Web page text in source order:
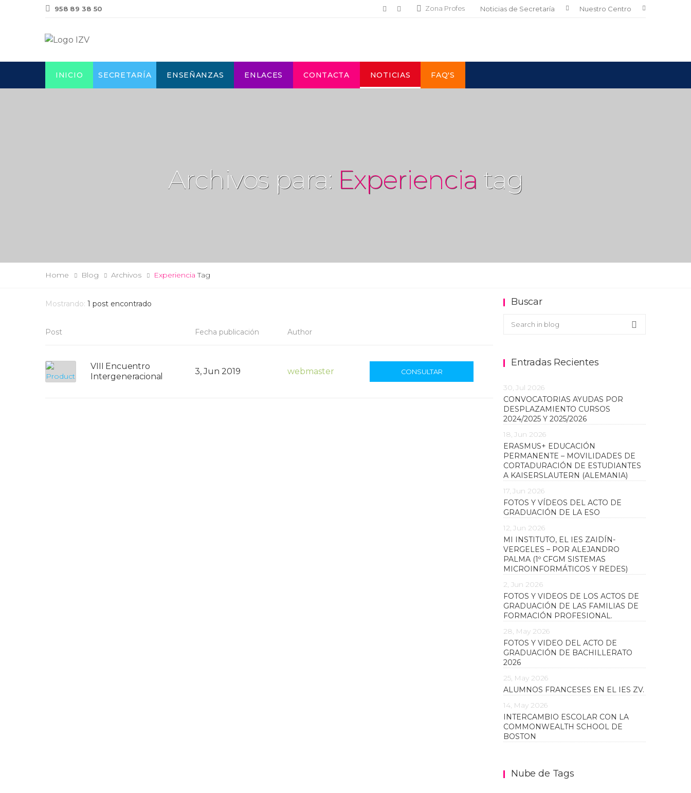
958 89 38 50 Zona Profes Noticias de Secretaría Nuestro Centro
INICIO SECRETARÍA ENSEÑANZAS ENLACES CONTACTA NOTICIAS FAQ'S
Archivos para: Experiencia tag
Home Blog Archivos Experiencia Tag
Mostrando: 1 post encontrado
Post Fecha publicación Author
VIII Encuentro
Intergeneracional
3, Jun 2019 webmaster CONSULTAR
Buscar
Buscar en el blog
Search
Entradas Recientes
30, Jul 2026
CONVOCATORIAS AYUDAS POR
DESPLAZAMIENTO CURSOS
2024/2025 Y 2025/2026
18, Jun 2026
ERASMUS+ EDUCACIÓN
PERMANENTE – MOVILIDADES DE
CORTADURACIÓN DE ESTUDIANTES
A KAISERSLAUTERN (ALEMANIA)
17, Jun 2026
FOTOS Y VÍDEOS DEL ACTO DE
GRADUACIÓN DE LA ESO
12, Jun 2026
MI INSTITUTO, EL IES ZAIDÍN-
VERGELES – POR ALEJANDRO
PALMA (1º CFGM SISTEMAS
MICROINFORMÁTICOS Y REDES)
2, Jun 2026
FOTOS Y VIDEOS DE LOS ACTOS DE
GRADUACIÓN DE LAS FAMILIAS DE
FORMACIÓN PROFESIONAL.
28, May 2026
FOTOS Y VIDEO DEL ACTO DE
GRADUACIÓN DE BACHILLERATO
2026
25, May 2026
ALUMNOS FRANCESES EN EL IES ZV.
14, May 2026
INTERCAMBIO ESCOLAR CON LA
COMMONWEALTH SCHOOL DE
BOSTON
Nube de Tags